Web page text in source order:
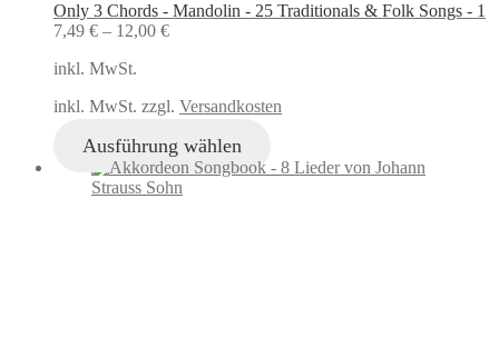
Only 3 Chords - Mandolin - 25 Traditionals & Folk Songs - 1
7,49 € – 12,00 €
inkl. MwSt.
inkl. MwSt. zzgl. Versandkosten
Ausführung wählen